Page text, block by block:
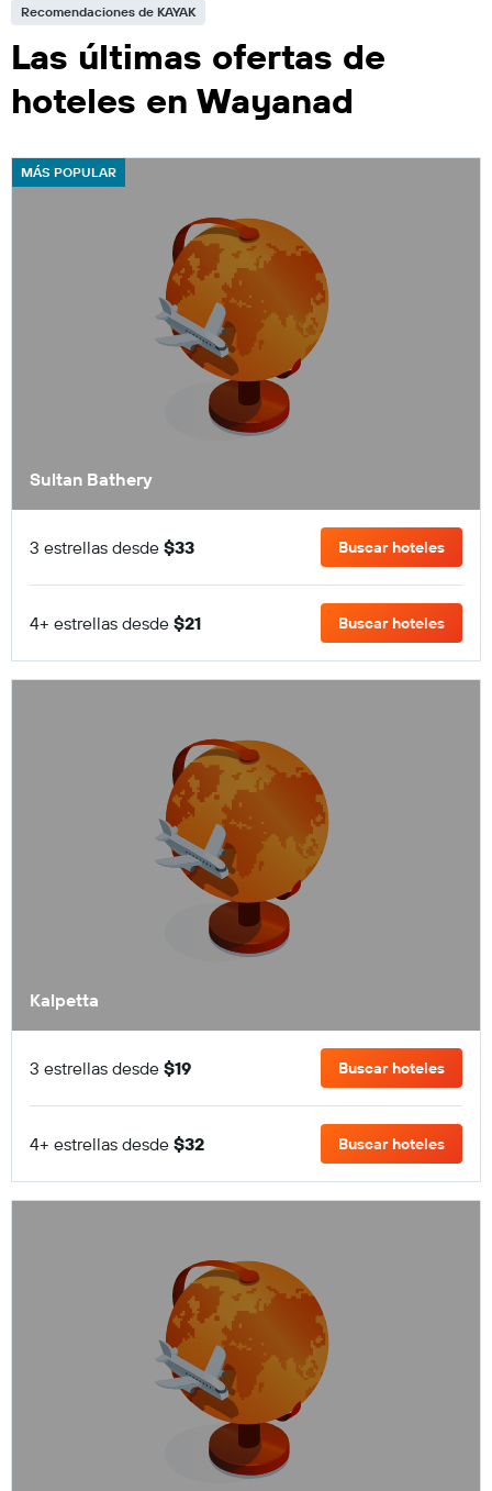
Recomendaciones de KAYAK
Las últimas ofertas de
hoteles en Wayanad
MÁS POPULAR
Sultan Bathery
3 estrellas desde $33 Buscar hoteles
4+ estrellas desde $21 Buscar hoteles
Kalpetta
3 estrellas desde $19 Buscar hoteles
4+ estrellas desde $32 Buscar hoteles